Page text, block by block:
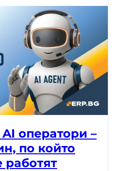
оператори –
по който
работят